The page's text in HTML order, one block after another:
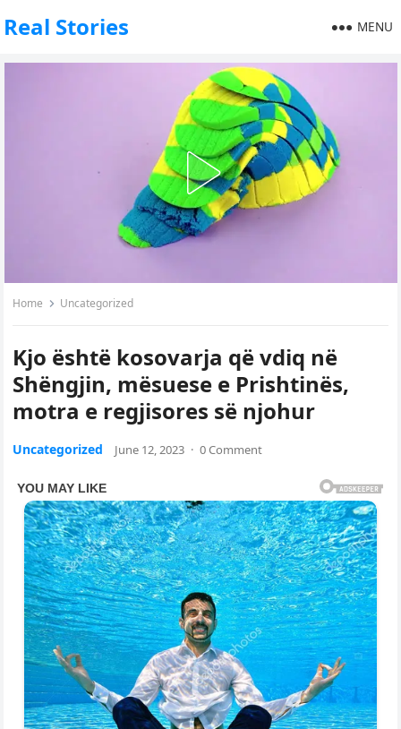
Real Stories MENU
Home Uncategorized
Kjo është kosovarja që vdiq në
Shëngjin, mësuese e Prishtinës,
motra e regjisores së njohur
Uncategorized June 12, 2023 · 0 Comment